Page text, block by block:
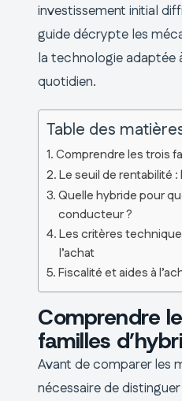
investissement initial
guide décrypte les
la technologie adaptée
quotidien.
Table des
Comprendre les trois
Le seuil de rentabilité
Quelle hybride pour
conducteur ?
Les critères
l’achat
Fiscalité et aides à
Comprendre
familles
Avant de comparer les
nécessaire de